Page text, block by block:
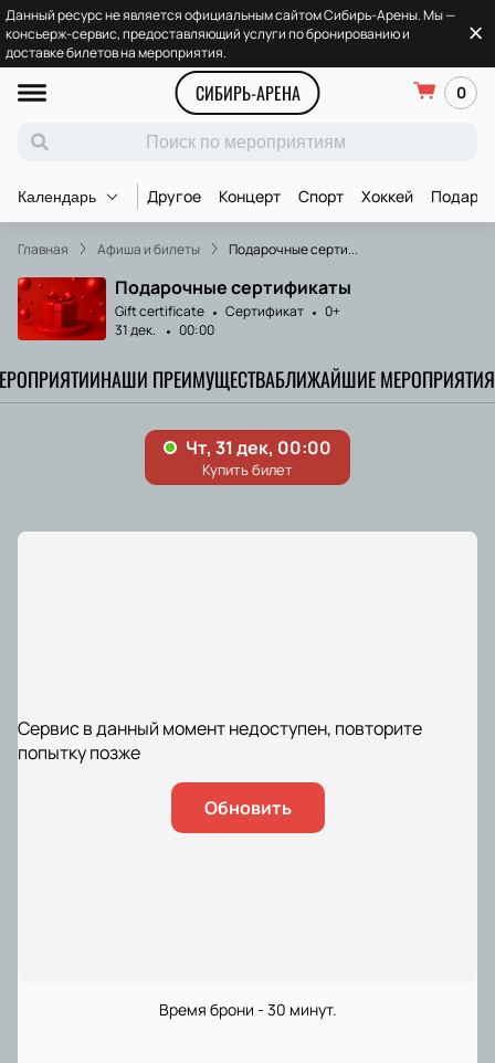
Данный ресурс не является официальным сайтом Сибирь-Арены. Мы —
консьерж-сервис, предоставляющий услуги по бронированию и
доставке билетов на мероприятия.
СИБИРЬ-АРЕНА 0
Календарь Другое Концерт Спорт Хоккей
Главная Афиша и билеты Подарочные серти...
Подарочные сертификаты
Gift certificate Сертификат
0+
31 дек.
00:00
НАШИ ПРЕИМУЩЕСТВАБЛИЖАЙШИЕ МЕРОПРИЯТИЯ
Сервис в данный момент недоступен, повторите
попытку позже
Обновить
Время брони - 30 минут.